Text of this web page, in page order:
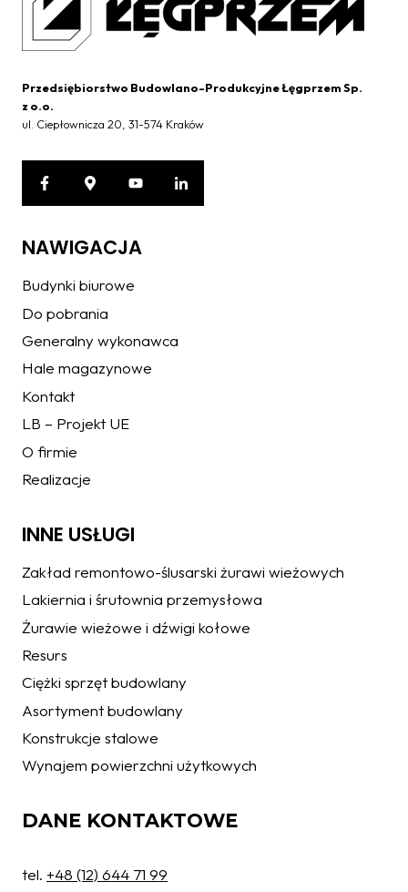
Przedsiębiorstwo Budowlano-Produkcyjne Łęgprzem Sp.
z o.o.
ul. Ciepłownicza 20, 31-574 Kraków
NAWIGACJA
Budynki biurowe
Do pobrania
Generalny wykonawca
Hale magazynowe
Kontakt
LB – Projekt UE
O firmie
Realizacje
INNE USŁUGI
Zakład remontowo-ślusarski żurawi wieżowych
Lakiernia i śrutownia przemysłowa
Żurawie wieżowe i dźwigi kołowe
Resurs
Ciężki sprzęt budowlany
Asortyment budowlany
Konstrukcje stalowe
Wynajem powierzchni użytkowych
DANE KONTAKTOWE
tel. +48 (12) 644 71 99